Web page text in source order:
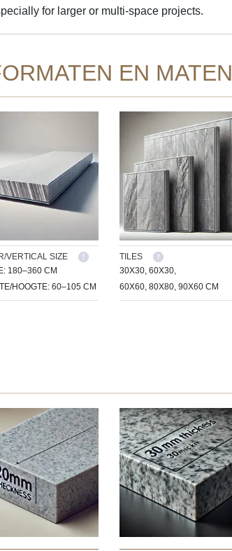
for larger or multi-space projects.
EN MATEN
VERTICAL SIZE
180–360 CM
HOOGTE: 60–105 CM
TILES
30X30, 60X30,
60X60, 80X80, 90X60 CM